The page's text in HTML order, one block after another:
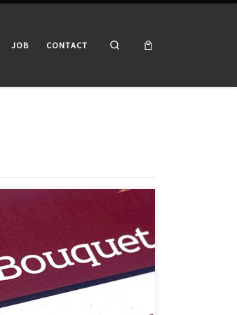
JOB CONTACT Search